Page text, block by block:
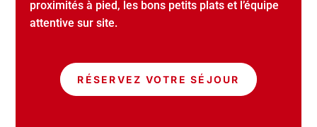
proximités à pied, les bons petits plats et l’équipe
attentive sur site.
RÉSERVEZ VOTRE SÉJOUR